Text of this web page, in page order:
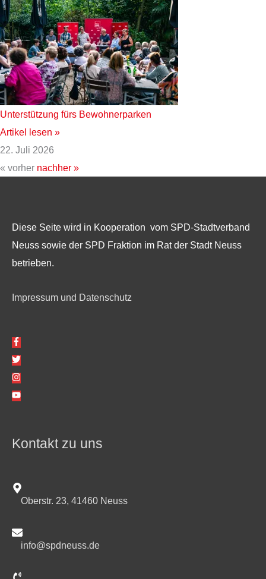
Unterstützung fürs Bewohnerparken
Artikel lesen »
22. Juli 2026
« vorher nachher »
Diese Seite wird in Kooperation vom SPD-Stadtverband
Neuss sowie der SPD Fraktion im Rat der Stadt Neuss
betrieben.
Impressum und Datenschutz
Kontakt zu uns
Oberstr. 23, 41460 Neuss
info@spdneuss.de